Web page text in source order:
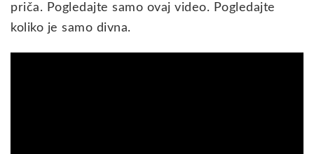
priča. Pogledajte samo ovaj video. Pogledajte
koliko je samo divna.